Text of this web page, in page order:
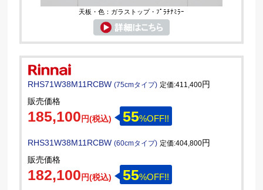
天板・色：ガラストップ・ﾌﾟﾗﾁﾅﾐﾗｰ
RHS71W38M11RCBW(75cmタイプ) 定価:411,400円
販売価格
185,100 円(税込) 55%OFF!!
RHS31W38M11RCBW(60cmタイプ) 定価:404,800円
販売価格
182,100 円(税込) 55%OFF!!